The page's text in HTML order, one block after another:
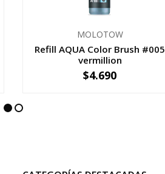
MOLOTOW
Refill AQUA Color Brush #005
vermillion
+
$4.690